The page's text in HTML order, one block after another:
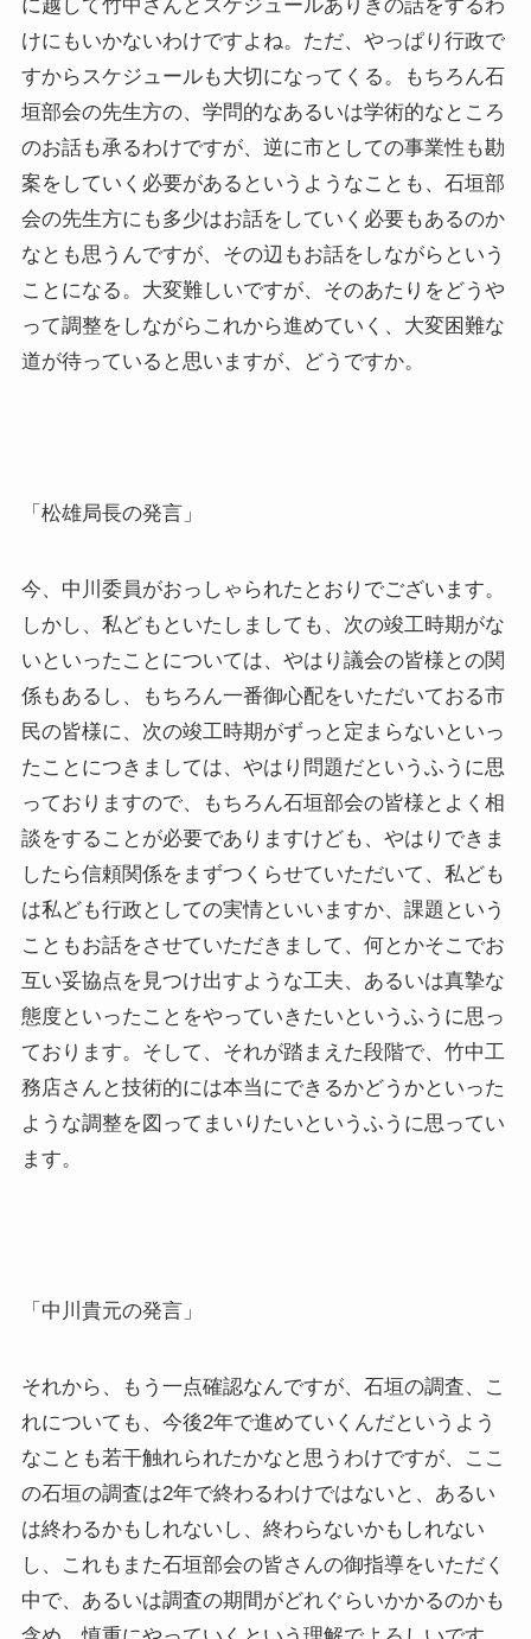
に越して竹中さんとスケジュールありきの話をするわ
けにもいかないわけですよね。ただ、やっぱり行政で
すからスケジュールも大切になってくる。もちろん石
垣部会の先生方の、学問的なあるいは学術的なところ
のお話も承るわけですが、逆に市としての事業性も勘
案をしていく必要があるというようなことも、石垣部
会の先生方にも多少はお話をしていく必要もあるのか
なとも思うんですが、その辺もお話をしながらという
ことになる。大変難しいですが、そのあたりをどうや
って調整をしながらこれから進めていく、大変困難な
道が待っていると思いますが、どうですか。
「松雄局長の発言」
今、中川委員がおっしゃられたとおりでございます。
しかし、私どもといたしましても、次の竣工時期がな
いといったことについては、やはり議会の皆様との関
係もあるし、もちろん一番御心配をいただいておる市
民の皆様に、次の竣工時期がずっと定まらないといっ
たことにつきましては、やはり問題だというふうに思
っておりますので、もちろん石垣部会の皆様とよく相
談をすることが必要でありますけども、やはりできま
したら信頼関係をまずつくらせていただいて、私ども
は私ども行政としての実情といいますか、課題という
こともお話をさせていただきまして、何とかそこでお
互い妥協点を見つけ出すような工夫、あるいは真摯な
態度といったことをやっていきたいというふうに思っ
ております。そして、それが踏まえた段階で、竹中工
務店さんと技術的には本当にできるかどうかといった
ような調整を図ってまいりたいというふうに思ってい
ます。
「中川貴元の発言」
それから、もう一点確認なんですが、石垣の調査、こ
れについても、今後2年で進めていくんだというよう
なことも若干触れられたかなと思うわけですが、ここ
の石垣の調査は2年で終わるわけではないと、あるい
は終わるかもしれないし、終わらないかもしれない
し、これもまた石垣部会の皆さんの御指導をいただく
中で、あるいは調査の期間がどれぐらいかかるのかも